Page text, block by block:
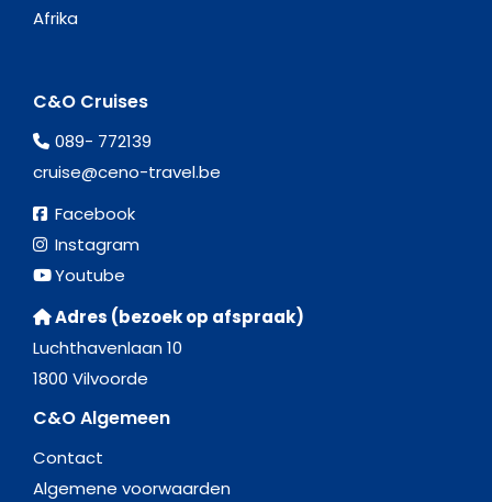
Afrika
C&O Cruises
089- 772139
cruise@ceno-travel.be
Facebook
Instagram
Youtube
Adres (bezoek op afspraak)
Luchthavenlaan 10
1800 Vilvoorde
C&O Algemeen
Contact
Algemene voorwaarden